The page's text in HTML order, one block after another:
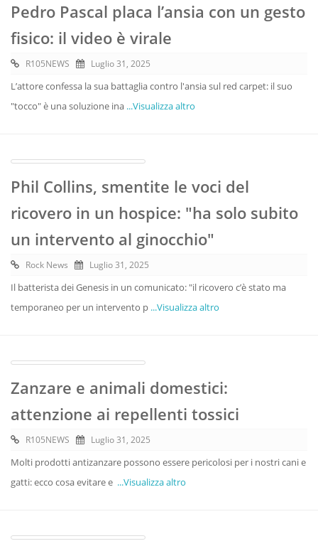
Pedro Pascal placa l’ansia con un gesto
fisico: il video è virale
R105NEWS Luglio 31, 2025
L’attore confessa la sua battaglia contro l'ansia sul red carpet: il suo
"tocco" è una soluzione ina ...Visualizza altro
Phil Collins, smentite le voci del
ricovero in un hospice: "ha solo subito
un intervento al ginocchio"
Rock News Luglio 31, 2025
Il batterista dei Genesis in un comunicato: "il ricovero c’è stato ma
temporaneo per un intervento p ...Visualizza altro
Zanzare e animali domestici:
attenzione ai repellenti tossici
R105NEWS Luglio 31, 2025
Molti prodotti antizanzare possono essere pericolosi per i nostri cani e
gatti: ecco cosa evitare e ...Visualizza altro